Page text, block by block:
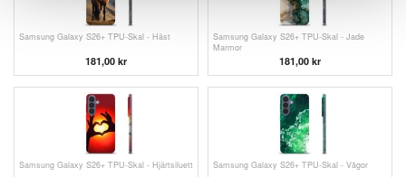
Samsung Galaxy S26+ TPU-Skal - Häst
181,00 kr
Samsung Galaxy S26+ TPU-Skal - Jade
Marmor
181,00 kr
Samsung Galaxy S26+ TPU-Skal - Hjärtsiluett Samsung Galaxy S26+ TPU-Skal - Vågor